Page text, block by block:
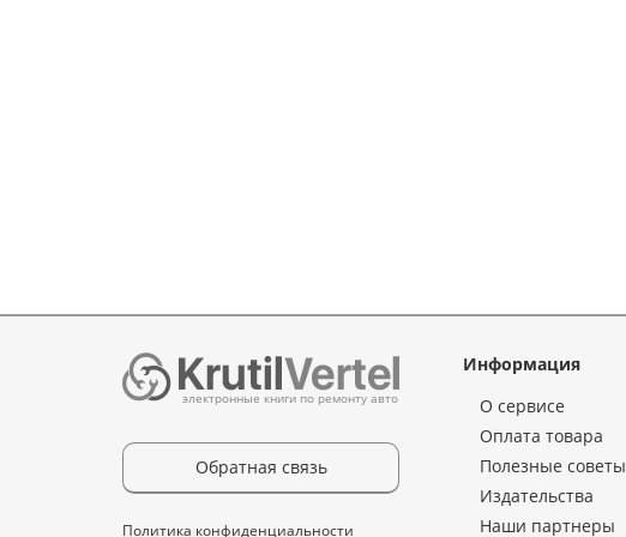
электронные книги по ремонту авто
Обратная связь
Политика конфиденциальности
Информация
О сервисе
Оплата товара
Полезные советы
Издательства
Наши партнеры